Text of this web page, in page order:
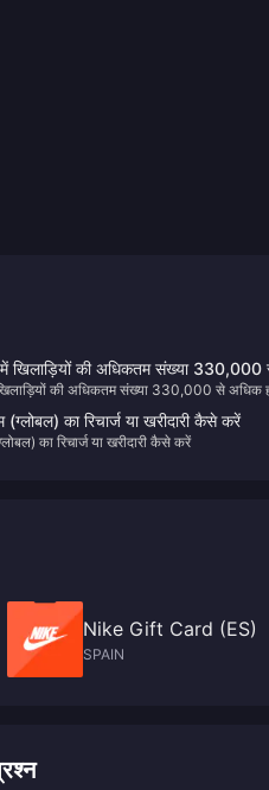
खिलाड़ियों की अधिकतम संख्या
बढ़ाने के लिए कड़ी मेहनत कर रहे हैं
की अधिकतम संख्या 330,000 से अधिक
कड़ी मेहनत कर रहे हैं
(ग्लोबल) का रिचार्ज या खरीदारी कैसे करें
का रिचार्ज या खरीदारी कैसे करें
Nike Gift Card (ES)
SPAIN